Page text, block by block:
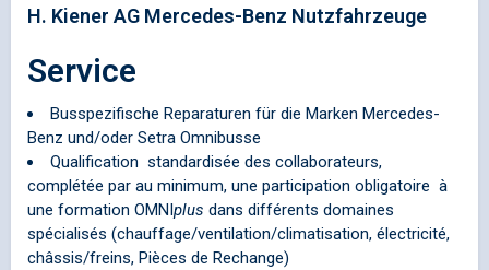
H. Kiener AG Mercedes-Benz Nutzfahrzeuge
Service
Busspezifische Reparaturen für die Marken Mercedes-
Benz und/oder Setra Omnibusse
Qualification standardisée des collaborateurs,
complétée par au minimum, une participation obligatoire à
une formation OMNIplus dans différents domaines
spécialisés (chauffage/ventilation/climatisation, électricité,
châssis/freins, Pièces de Rechange)